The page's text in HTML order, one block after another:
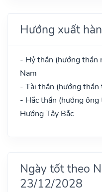
Hướng xuất
- Hỷ thần (hướng thần
Nam
- Tài thần (hướng thần
- Hắc thần (hướng
Hướng Tây Bắc
Ngày tốt theo
23/12/2028